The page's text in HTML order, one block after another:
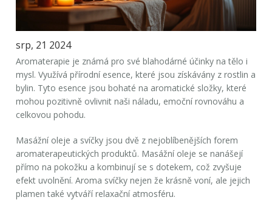
srp, 21 2024
Aromaterapie je známá pro své blahodárné účinky na tělo i
mysl. Využívá přírodní esence, které jsou získávány z rostlin a
bylin. Tyto esence jsou bohaté na aromatické složky, které
mohou pozitivně ovlivnit naši náladu, emoční rovnováhu a
celkovou pohodu.
Masážní oleje a svíčky jsou dvě z nejoblíbenějších forem
aromaterapeutických produktů. Masážní oleje se nanášejí
přímo na pokožku a kombinují se s dotekem, což zvyšuje
efekt uvolnění. Aroma svíčky nejen že krásně voní, ale jejich
plamen také vytváří relaxační atmosféru.